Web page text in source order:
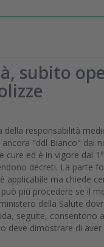
subito
della responsabilità
"ddl Bianco" dai
cure ed è in vigore dal
decreti. La parte
applicabile ma chiede
più procedere se il
della Salute
seguite, consentono
deve dimostrare di